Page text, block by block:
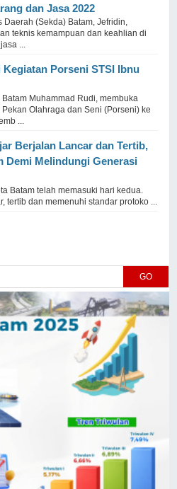
dan Jasa 2022
Daerah (Sekda) Batam, Jefridin,
teknis kemampuan dan keahlian di
...
Porseni STSI Ibnu
Batam Muhammad Rudi, membuka
Olahraga dan Seni (Porseni) ke
...
Berjalan Lancar dan Tertib,
Demi Melindungi Generasi
Batam telah memasuki hari kedua.
tertib dan memenuhi standar protoko ...
GO